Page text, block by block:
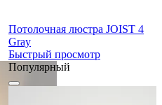
Потолочная люстра JOIST 4
Gray
Быстрый просмотр
Популярный